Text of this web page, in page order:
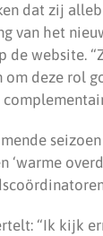
dat zij
van het
de website.
deze rol
‘warme
“Ik kijk